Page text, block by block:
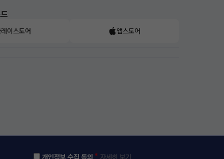
개인정보 수집 동의 * 자세히 보기
이스토어 앱스토어